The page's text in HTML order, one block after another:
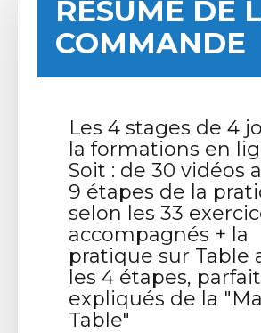
RÉSUMÉ DE
COMMANDE
Les 4 stages de 4
la formations en
Soit : de 30 vidéos
9 étapes de la
selon les 33
accompagnés + la
pratique sur Table
les 4 étapes,
expliqués de la
Table"